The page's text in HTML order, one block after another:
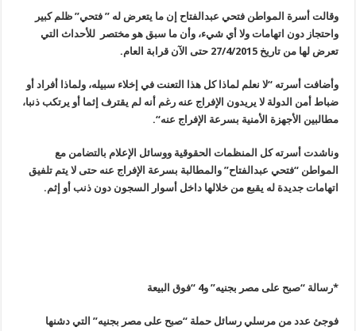
وقالت أسرة المواطن فتحي عبدالفتاح إن ما يتعرض له ” فتحي”ظلم كبير
واحتجاز دون اتهامات ولا أي شيء، وأن ما سبق هو مختصر للأحداث التي
تعرض لها من تاريخ 27/4/2015 حتى الآن قرابة العام
.
وأضافت أسرته “لا نعلم لماذا كل هذا التعنت في إخلاء سبيله، ولماذا أفراد أو
ضباط أمن الدولة لا يريدون الإفراج عنه رغم أنه لم يقترف إثما أو يرتكب ذنبا،
مطالبين الأجهزة الأمنية بسرعة الإفراج عنه“.
وناشدت أسرته كل المنظمات الحقوقية ووسائل الإعلام بالتضامن مع
المواطن “فتحي عبدالفتاح” والمطالبة بسرعة الإفراج عنه حتى لا يتم تلفيق
اتهامات جديدة له يقبع من خلالها داخل أسوار السجون دون ذنب أو إثم.
*رسالة “صبح على مصر بجنيه” و4 “فوق البيعة
فوجئ عدد من مرسلي رسائل حملة “صبح على مصر بجنيه” التي دشنها